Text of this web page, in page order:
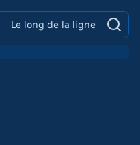
Le long de la ligne